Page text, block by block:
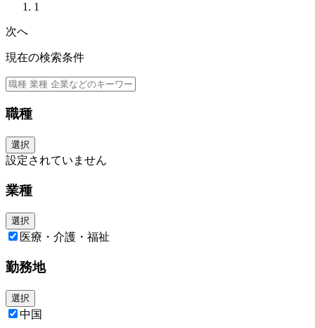
1
次へ
現在の検索条件
職種
選択
設定されていません
業種
選択
医療・介護・福祉
勤務地
選択
中国